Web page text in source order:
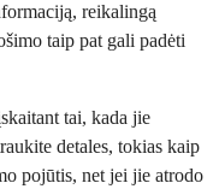
reikalingą
taip pat gali padėti
tai, kada jie
detales, tokias kaip
pojūtis, net jei jie atrodo